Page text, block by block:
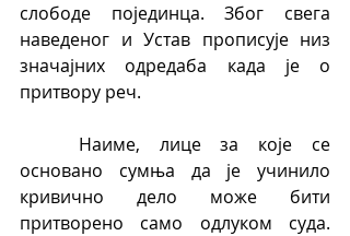
слободе појединца. Због свега
наведеног и Устав прописује низ
значајних одредаба када је о
притвору реч.
основано сумња да је учинило
кривично дело може бити
притворено само одлуком суда.